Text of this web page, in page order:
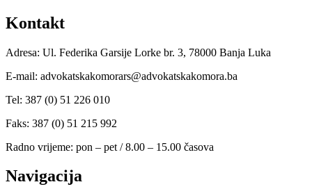
Kontakt
Adresa: Ul. Federika Garsije Lorke br. 3, 78000 Banja Luka
E-mail: advokatskakomorars@advokatskakomora.ba
Tel: 387 (0) 51 226 010
Faks: 387 (0) 51 215 992
Radno vrijeme: pon – pet / 8.00 – 15.00 časova
Navigacija